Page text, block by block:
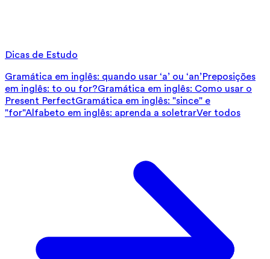
Dicas de Estudo
Gramática em inglês: quando usar ‘a’ ou ‘an’Preposições
em inglês: to ou for?Gramática em inglês: Como usar o
Present PerfectGramática em inglês: "since" e
"for"Alfabeto em inglês: aprenda a soletrarVer todos